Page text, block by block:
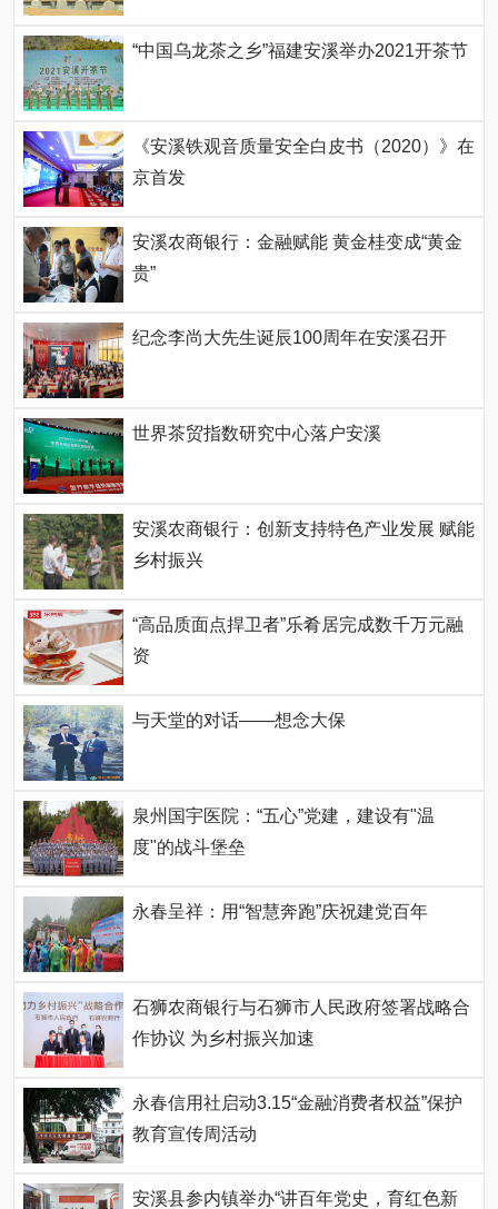
“中国乌龙茶之乡”福建安溪举办2021开茶节
《安溪铁观音质量安全白皮书（2020）》在
京首发
安溪农商银行：金融赋能 黄金桂变成“黄金
贵”
纪念李尚大先生诞辰100周年在安溪召开
世界茶贸指数研究中心落户安溪
安溪农商银行：创新支持特色产业发展 赋能
乡村振兴
“高品质面点捍卫者”乐肴居完成数千万元融
资
与天堂的对话——想念大保
泉州国宇医院：“五心”党建，建设有"温
度"的战斗堡垒
永春呈祥：用“智慧奔跑”庆祝建党百年
石狮农商银行与石狮市人民政府签署战略合
作协议 为乡村振兴加速
永春信用社启动3.15“金融消费者权益”保护
教育宣传周活动
安溪县参内镇举办“讲百年党史，育红色新